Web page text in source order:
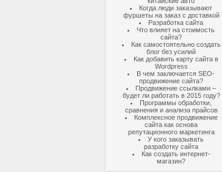
Когда люди заказывают
фуршеты на заказ с доставкой
Разработка сайта
Что влияет на стоимость
сайта?
Как самостоятельно создать
блог без усилий
Как добавить карту сайта в
Wordpress
В чем заключается SEO-
продвижение сайта?
Продвижение ссылками –
будет ли работать в 2015 году?
Программы обработки,
сравнения и анализа прайсов
Комплексное продвижение
сайта как основа
репутационного маркетинга
У кого заказывать
разработку сайта
Как создать интернет-
магазин?